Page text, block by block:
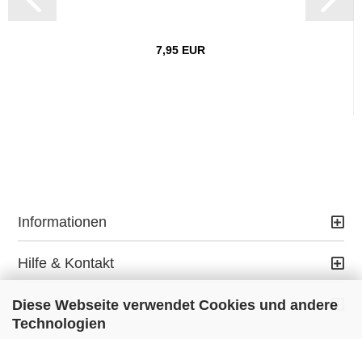
Diese Webseite verwendet Cookies und andere
Technologien
7,95 EUR
Informationen
Hilfe & Kontakt
Ihr Konto